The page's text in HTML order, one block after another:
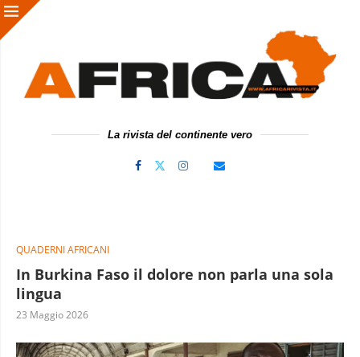
La rivista del continente vero
QUADERNI AFRICANI
In Burkina Faso il dolore non parla una sola
lingua
23 Maggio 2026